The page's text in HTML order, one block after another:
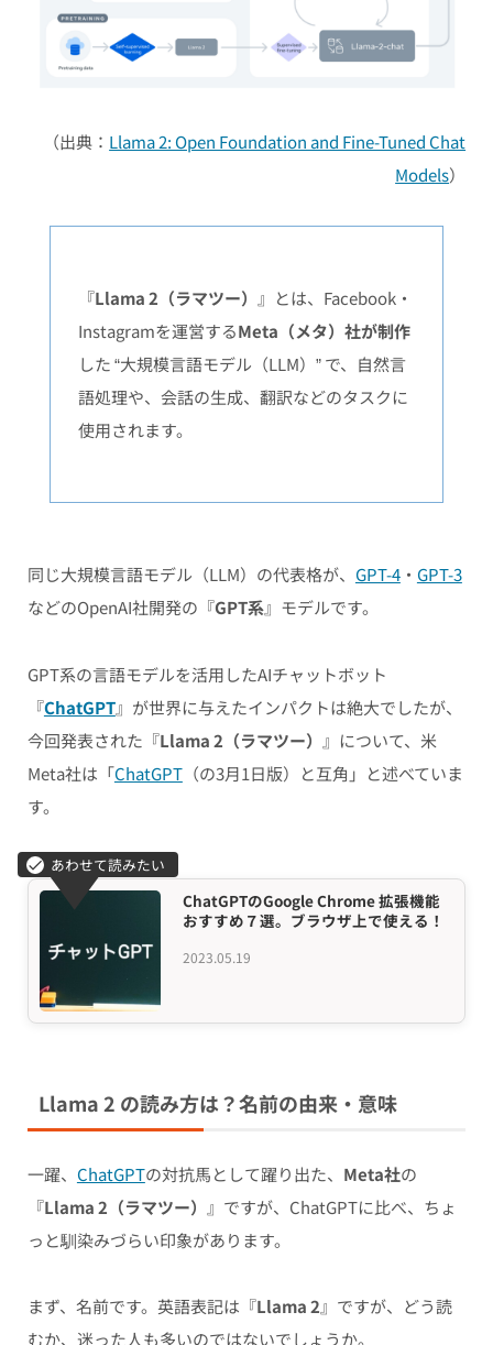
（出典： Llama 2: Open Foundation and Fine-Tuned Chat
Models）
『Llama 2（ラマツー）
』とは、Facebook・
Instagramを運営するMeta（メタ）社が制作
した “大規模言語モデル（LLM）” で、自然言
語処理や、会話の生成、翻訳などのタスクに
使用されます。
同じ大規模言語モデル（LLM）の代表格が、 GPT-4・ GPT-3
などのOpenAI社開発の『GPT系』モデルです。
GPT系の言語モデルを活用したAIチャットボット
『ChatGPT』が世界に与えたインパクトは絶大でしたが、
今回発表された『Llama 2（ラマツー）
』について、米
Meta社は「ChatGPT（の3月1日版）と互角」と述べていま
す。
2023.05.19
ChatGPTのGoogle Chrome 拡張機能
おすすめ７選。ブラウザ上で使える！
Llama 2 の読み方は？名前の由来・意味
一躍、 ChatGPTの対抗馬として躍り出た、 Meta社の
『Llama 2（ラマツー）
』ですが、ChatGPTに比べ、ちょ
っと馴染みづらい印象があります。
まず、名前です。英語表記は『Llama 2』ですが、どう読
むか、迷った人も多いのではないでしょうか。